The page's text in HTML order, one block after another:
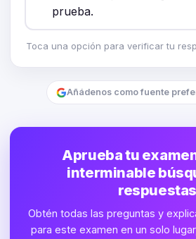
prueba.
Toca una opción para verificar tu
Añádenos como fuente
Aprueba tu
interminable
respuestas
Obtén todas las preguntas y
para este examen en un solo